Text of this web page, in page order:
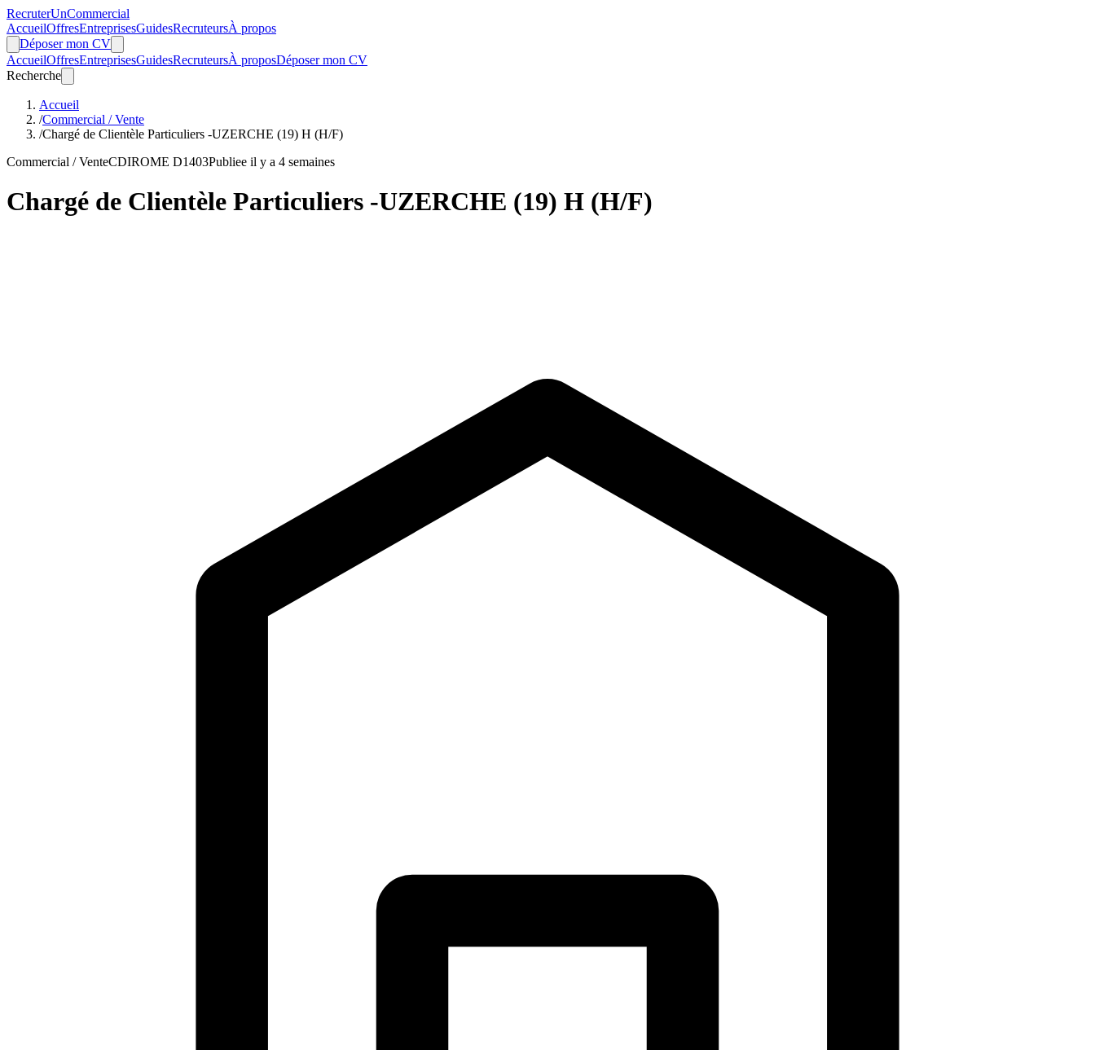
RecruterUnCommercial
AccueilOffresEntreprisesGuidesRecruteursÀ propos
Déposer mon CV
AccueilOffresEntreprisesGuidesRecruteursÀ proposDéposer mon CV
Recherche
Accueil
/Commercial / Vente
/Chargé de Clientèle Particuliers -UZERCHE (19) H (H/F)
Commercial / VenteCDIROME D1403Publiee il y a 4 semaines
Chargé de Clientèle Particuliers -UZERCHE (19) H (H/F)